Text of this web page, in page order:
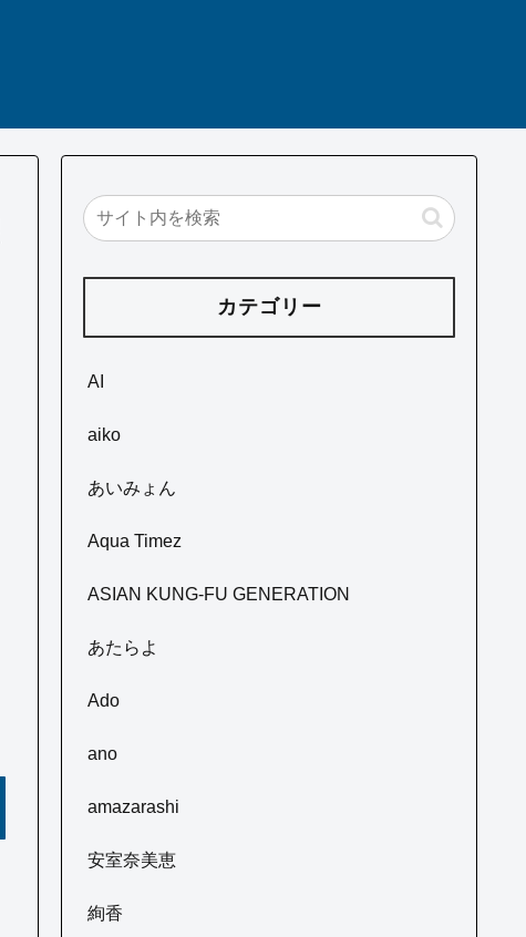
カテゴリー
AI
aiko
あいみょん
Aqua Timez
ASIAN KUNG-FU GENERATION
あたらよ
Ado
ano
amazarashi
安室奈美恵
絢香